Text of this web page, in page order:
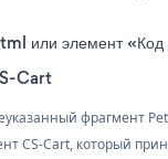
или элемент «Код
Cart
фрагмент
CS-Cart, который